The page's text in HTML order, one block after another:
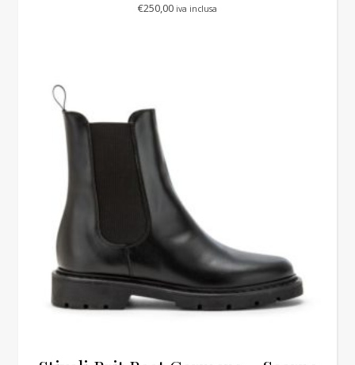
€250,00 iva inclusa